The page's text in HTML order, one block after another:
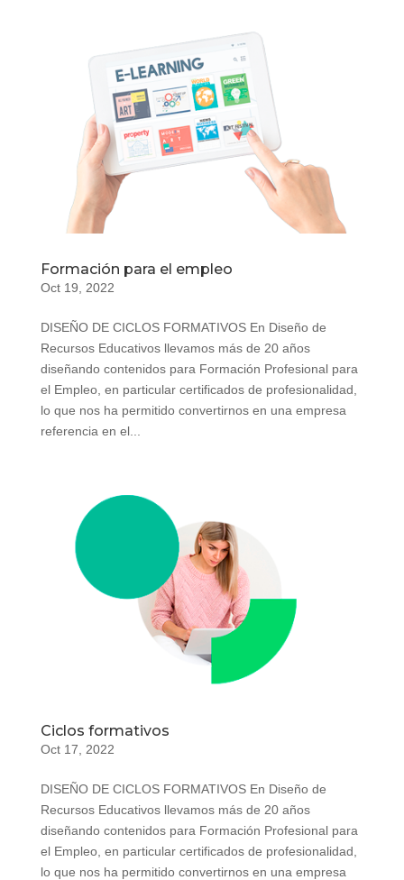
Formación para el empleo
Oct 19, 2022
DISEÑO DE CICLOS FORMATIVOS En Diseño de
Recursos Educativos llevamos más de 20 años
diseñando contenidos para Formación Profesional para
el Empleo, en particular certificados de profesionalidad,
lo que nos ha permitido convertirnos en una empresa
referencia en el...
Ciclos formativos
Oct 17, 2022
DISEÑO DE CICLOS FORMATIVOS En Diseño de
Recursos Educativos llevamos más de 20 años
diseñando contenidos para Formación Profesional para
el Empleo, en particular certificados de profesionalidad,
lo que nos ha permitido convertirnos en una empresa